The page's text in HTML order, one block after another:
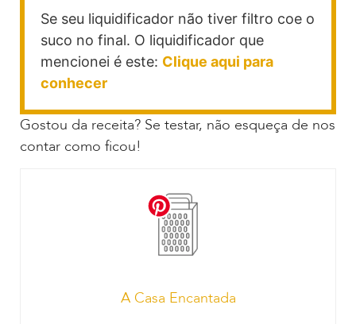
Se seu liquidificador não tiver filtro coe o
suco no final. O liquidificador que
mencionei é este: Clique aqui para
conhecer
Gostou da receita? Se testar, não esqueça de nos
contar como ficou!
A Casa Encantada